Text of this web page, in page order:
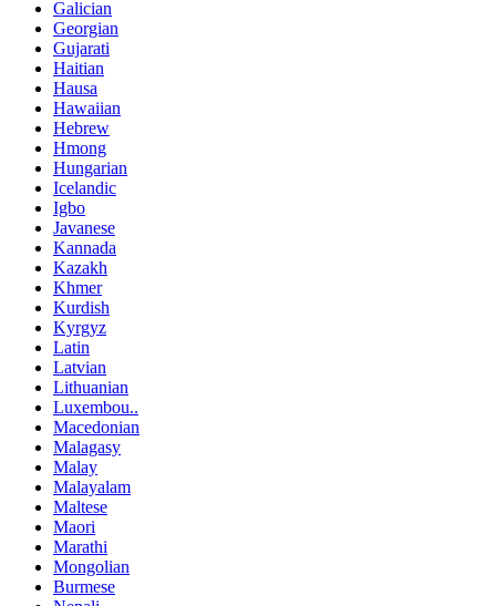
Galician
Georgian
Gujarati
Haitian
Hausa
Hawaiian
Hebrew
Hmong
Hungarian
Icelandic
Igbo
Javanese
Kannada
Kazakh
Khmer
Kurdish
Kyrgyz
Latin
Latvian
Lithuanian
Luxembou..
Macedonian
Malagasy
Malay
Malayalam
Maltese
Maori
Marathi
Mongolian
Burmese